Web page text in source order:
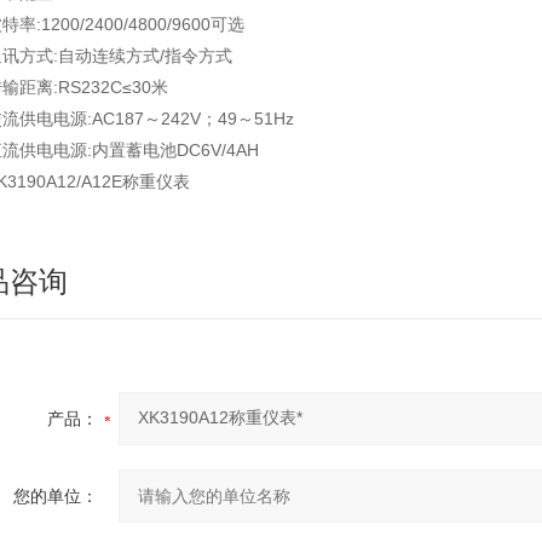
率:1200/2400/4800/9600可选
方式:自动连续方式/指令方式
距离:RS232C≤30米
供电电源:AC187～242V；49～51Hz
供电电源:内置蓄电池DC6V/4AH
A12E称重仪表
咨询
产品：
您的单位：